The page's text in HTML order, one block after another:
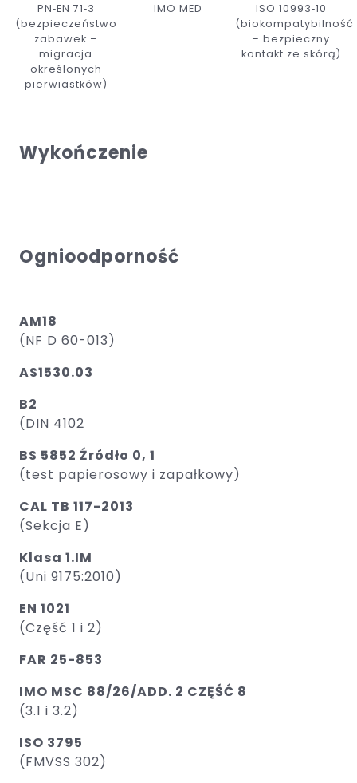
PN‑EN 71‑3
(bezpieczeństwo
zabawek –
migracja
określonych
pierwiastków)
IMO MED
ISO 10993‑10
(biokompatybilność
– bezpieczny
kontakt ze skórą)
Wykończenie
Ognioodporność
AM18
(NF D 60-013)
AS1530.03
B2
(DIN 4102
BS 5852 Źródło 0, 1
(test papierosowy i zapałkowy) ​
CAL TB 117-2013
(Sekcja E)
Klasa 1.IM
(Uni 9175:2010)
EN 1021
(Część 1 i 2)
FAR 25-853
IMO MSC 88/26/ADD. 2 CZĘŚĆ 8
(3.1 i 3.2)
ISO 3795
(FMVSS 302)